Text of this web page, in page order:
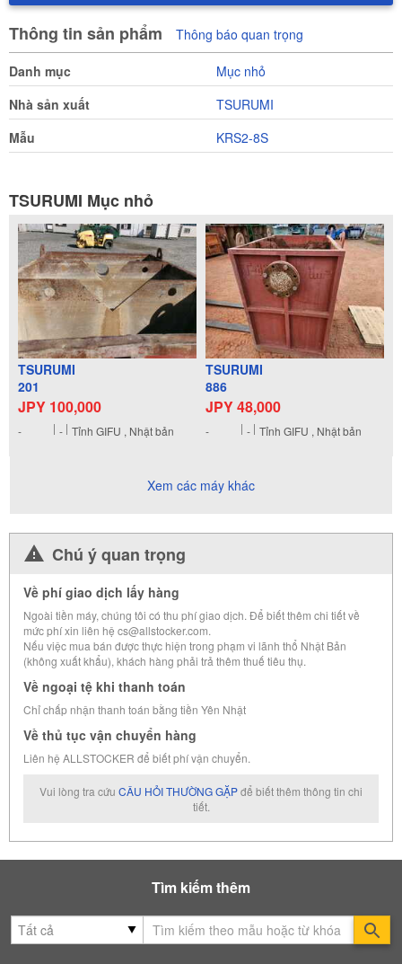
Thông tin sản phẩm Thông báo quan trọng
Danh mục
Mục nhỏ
Nhà sản xuất
TSURUMI
Mẫu
KRS2-8S
TSURUMI Mục nhỏ
TSURUMI
201
JPY 100,000
- - Tỉnh GIFU , Nhật bản
TSURUMI
886
JPY 48,000
- - Tỉnh GIFU , Nhật bản
Xem các máy khác
Chú ý quan trọng
Về phí giao dịch lấy hàng
Ngoài tiền máy, chúng tôi có thu phí giao dịch. Để biết thêm chi tiết về
mức phí xin liên hệ cs@allstocker.com.
Nếu việc mua bán được thực hiện trong phạm vi lãnh thổ Nhật Bản
(không xuất khẩu), khách hàng phải trả thêm thuế tiêu thụ.
Về ngoại tệ khi thanh toán
Chỉ chấp nhận thanh toán bằng tiền Yên Nhật
Về thủ tục vận chuyển hàng
Liên hệ ALLSTOCKER để biết phí vận chuyển.
Vui lòng tra cứu CÂU HỎI THƯỜNG GẶPđể biết thêm thông tin chi
tiết.
Tìm kiếm thêm